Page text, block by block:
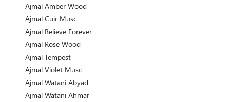
Ajmal Amber Wood
Ajmal Cuir Musc
Ajmal Believe Forever
Ajmal Rose Wood
Ajmal Tempest
Ajmal Violet Musc
Ajmal Watani Abyad
Ajmal Watani Ahmar